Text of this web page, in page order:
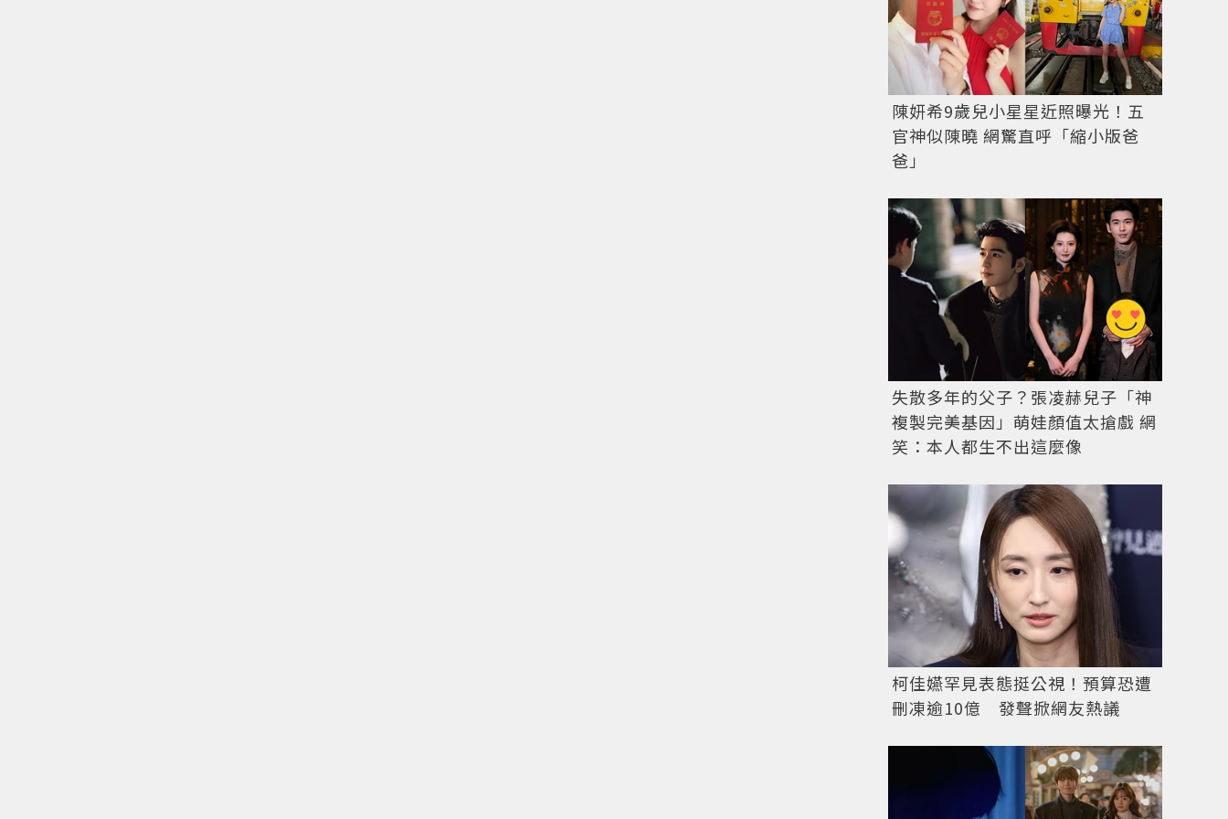
陳妍希9歲兒小星星近照曝光！五
官神似陳曉 網驚直呼「縮小版爸
爸」
失散多年的父子？張凌赫兒子「神
複製完美基因」萌娃顏值太搶戲 網
笑：本人都生不出這麼像
柯佳嬿罕見表態挺公視！預算恐遭
刪凍逾10億 發聲掀網友熱議